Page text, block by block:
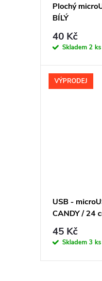
t
ů
d
Plochý
BÍLÝ
40 Kč
Skladem 2 ks
VÝPRODEJ
USB -
CANDY / 24
45 Kč
Skladem 3 ks